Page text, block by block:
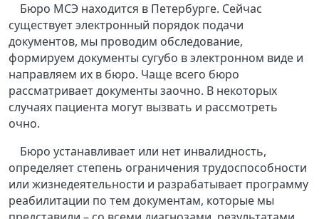
Бюро МСЭ находится в Петербурге. Сейчас
существует электронный порядок подачи
документов, мы проводим обследование,
формируем документы сугубо в электронном виде и
направляем их в бюро. Чаще всего бюро
рассматривает документы заочно. В некоторых
случаях пациента могут вызвать и рассмотреть
очно.
Бюро устанавливает или нет инвалидность,
определяет степень ограничения трудоспособности
или жизнедеятельности и разрабатывает программу
реабилитации по тем документам, которые мы